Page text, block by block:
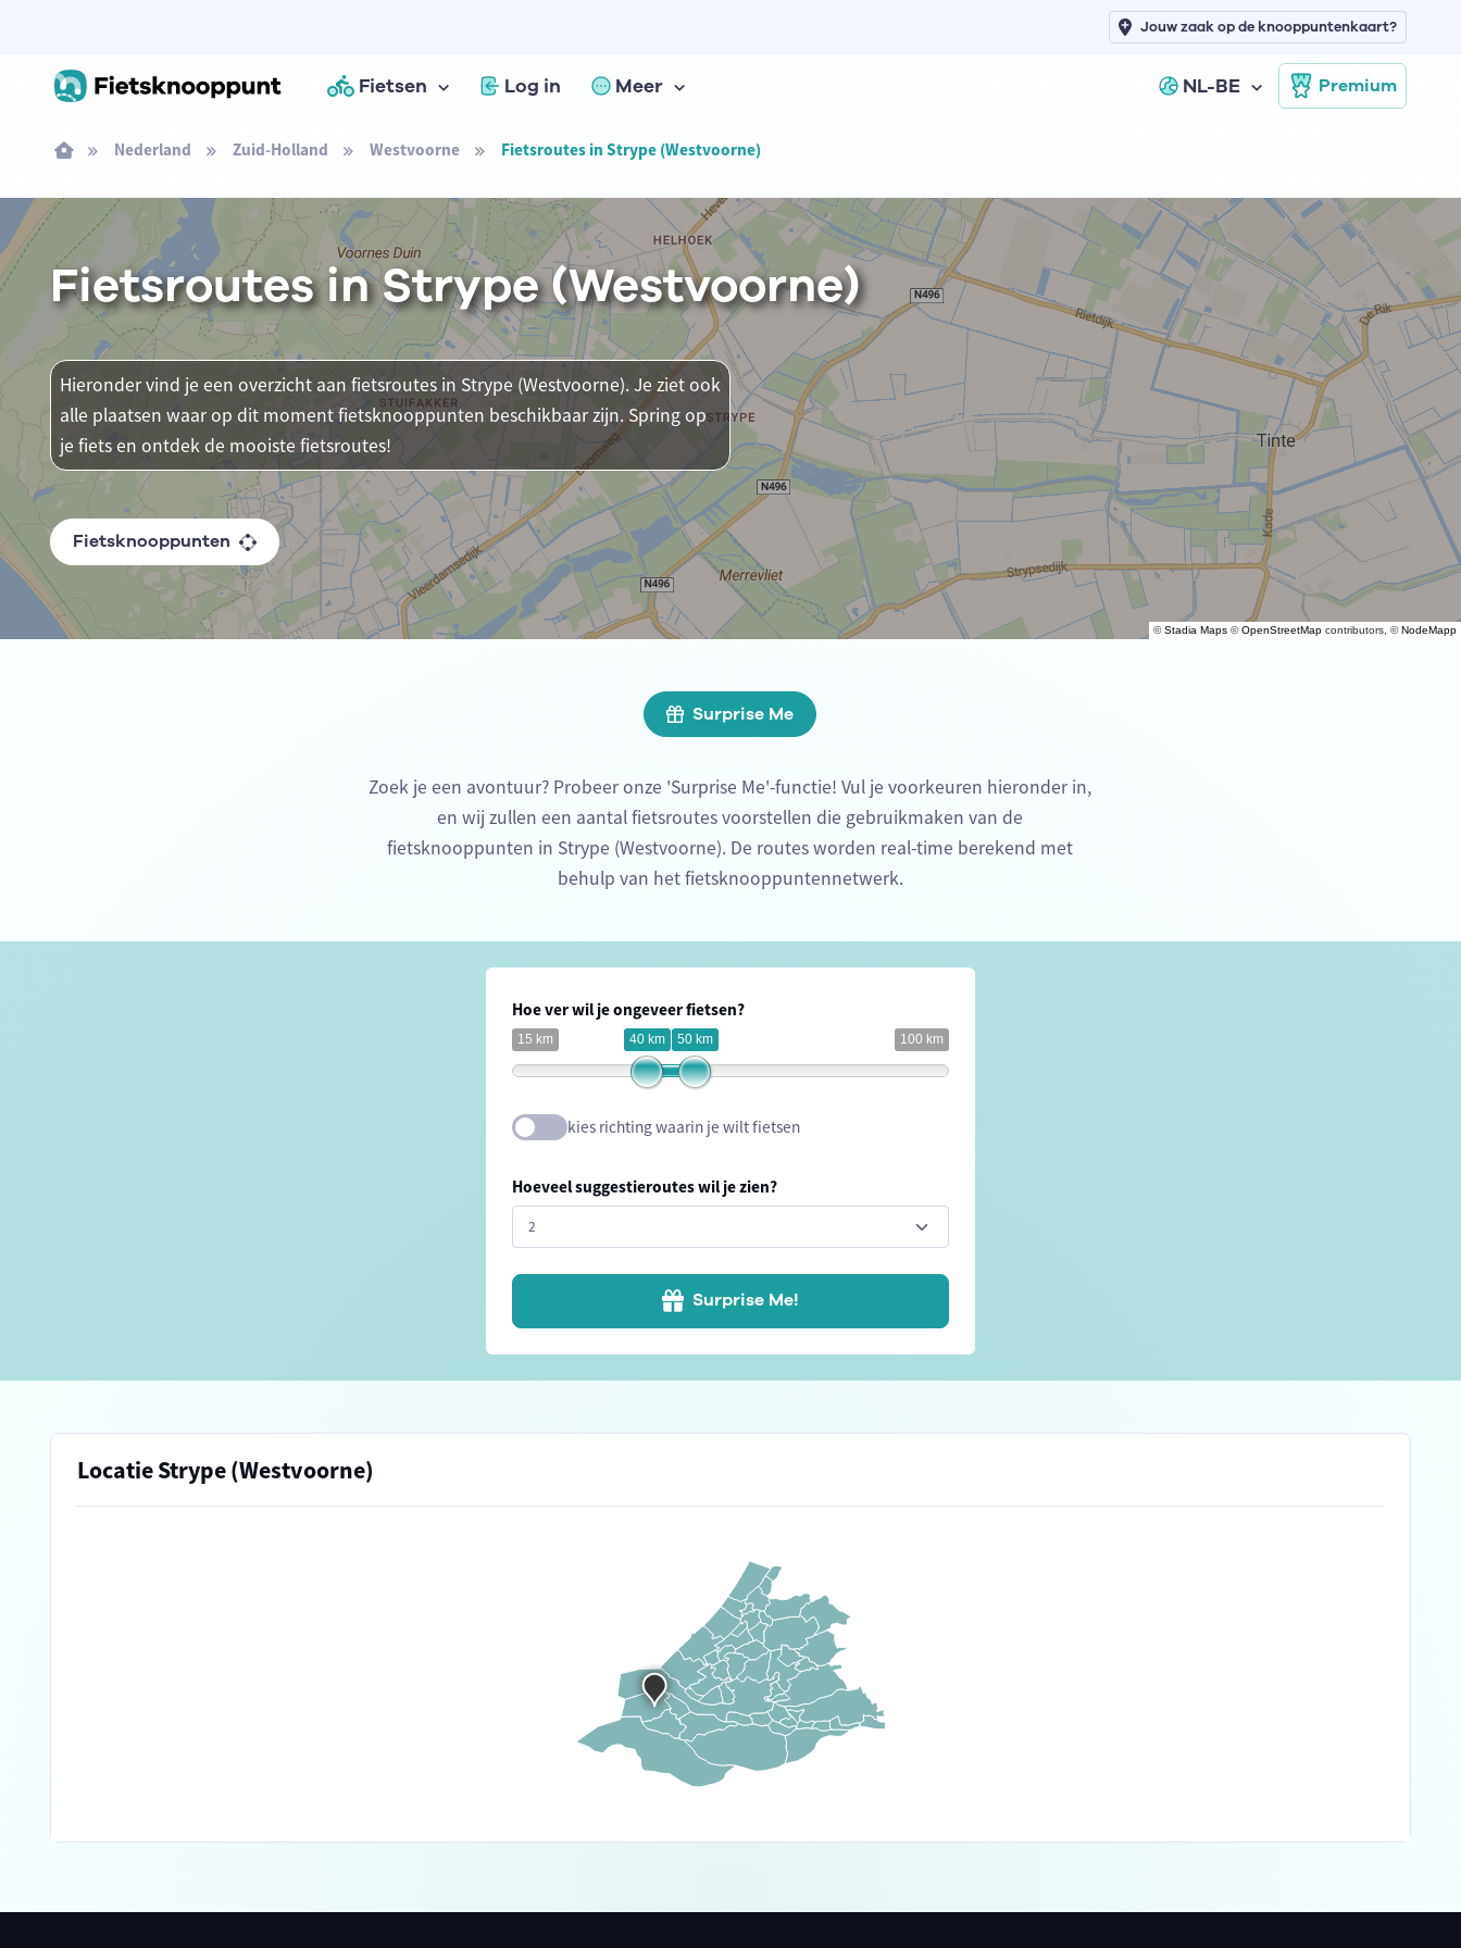
Fietsen Log in Meer NL-BE Premium
Jouw zaak op de knooppuntenkaart?
Nederland Zuid-Holland Westvoorne Fietsroutes in Strype (Westvoorne)
©Stadia Maps ©OpenStreetMap contributors, ©NodeMapp
Fietsroutes in Strype (Westvoorne)
Hieronder vind je een overzicht aan fietsroutes in Strype (Westvoorne). Je ziet ook
alle plaatsen waar op dit moment fietsknooppunten beschikbaar zijn. Spring op
je fiets en ontdek de mooiste fietsroutes!
Fietsknooppunten
Surprise Me
Zoek je een avontuur? Probeer onze 'Surprise Me'-functie! Vul je voorkeuren hieronder in,
en wij zullen een aantal fietsroutes voorstellen die gebruikmaken van de
fietsknooppunten in Strype (Westvoorne). De routes worden real-time berekend met
behulp van het fietsknooppuntennetwerk.
Hoe ver wil je ongeveer fietsen?
15 km 100 km
40 km 50 km
kies richting waarin je wilt fietsen
Hoeveel suggestieroutes wil je zien?
Surprise Me!
Locatie Strype (Westvoorne)